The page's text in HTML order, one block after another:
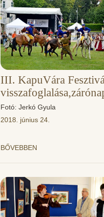
III. KapuVára
Fotó: Jerkó Gyula
2018. június 24.
BŐVEBBEN